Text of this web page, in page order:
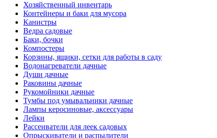
Хозяйственный инвентарь
Контейнеры и баки для мусора
Канистры
Ведра садовые
Баки, бочки
Компостеры
Корзины, ящики, сетки для работы в саду
Водонагреватели дачные
Души дачные
Раковины дачные
Рукомойники дачные
Тумбы под умывальники дачные
Лампы керосиновые, аксессуары
Лейки
Рассеиватели для леек садовых
Опрыскиватели и распылители